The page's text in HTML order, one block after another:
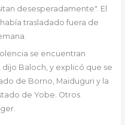
desesperadamente". El
trasladado fuera de
se encuentran
Baloch, y explicó que se
de Borno, Maiduguri y la
de Yobe. Otros